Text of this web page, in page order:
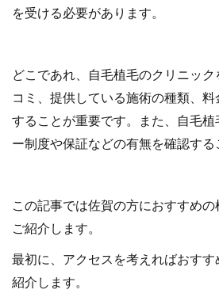
を受ける必要があります。
どこであれ、自毛植毛のクリニック
コミ、提供している施術の種類、
することが重要です。また、自毛植
ー制度や保証などの有無を確認する
この記事では佐賀の方におすすめ
ご紹介します。
最初に、アクセスを考えればおす
紹介します。